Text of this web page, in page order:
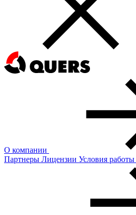
О компании
Партнеры Лицензии Условия работы